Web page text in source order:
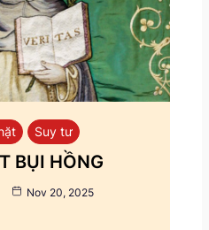
Suy tư
BỤI HỒNG
Nov 20, 2025